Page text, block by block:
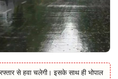
से हवा चलेगी। इसके साथ ही भोपाल